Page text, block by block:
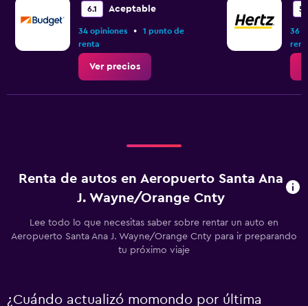
6.1 Aceptable
34 opiniones •
1 punto de
renta
Ver precios
36
Renta de autos en Aeropuerto Santa Ana
J. Wayne/Orange Cnty
Lee todo lo que necesitas saber sobre rentar un auto en
Aeropuerto Santa Ana J. Wayne/Orange Cnty para ir preparando
tu próximo viaje
¿Cuándo actualizó momondo por última